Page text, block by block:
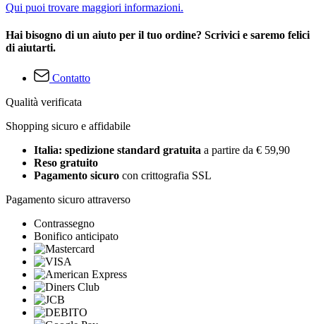
Qui puoi trovare maggiori informazioni.
Hai bisogno di un aiuto per il tuo ordine? Scrivici e saremo felici
di aiutarti.
Contatto
Qualità verificata
Shopping sicuro e affidabile
Italia: spedizione standard gratuita a partire da € 59,90
Reso gratuito
Pagamento sicuro con crittografia SSL
Pagamento sicuro attraverso
Contrassegno
Bonifico anticipato